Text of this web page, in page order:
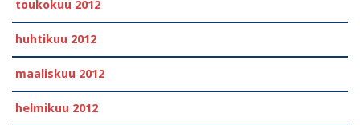
toukokuu 2012
huhtikuu 2012
maaliskuu 2012
helmikuu 2012